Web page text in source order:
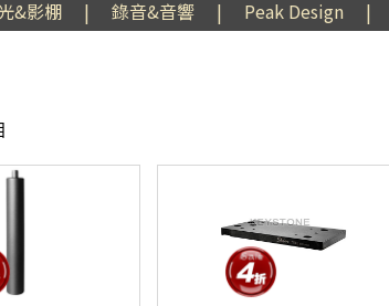
&影棚 | 錄音&音響 | Peak Design |